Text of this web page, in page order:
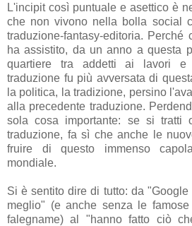
L'incipit così puntuale e asettico è
che non vivono nella bolla social
traduzione-fantasy-editoria.
ha assistito, da un anno a questa
quartiere tra addetti ai lavori e
traduzione fu più avversata di
la politica, la tradizione, persino
alla precedente traduzione.
sola cosa importante: se si tratti
traduzione, fa sì che anche le
fruire di questo immenso
mondiale.
Si è sentito dire di tutto: da "Google
meglio" (e anche senza le
falegname) al "hanno fatto ciò